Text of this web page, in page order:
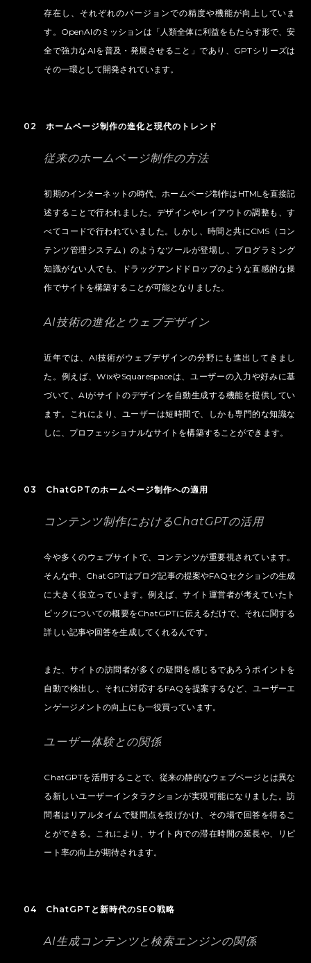
存在し、それぞれのバージョンでの精度や機能が向上していま
す。OpenAIのミッションは「人類全体に利益をもたらす形で、安
全で強力なAIを普及・発展させること」であり、GPTシリーズは
その一環として開発されています。
02 ホームページ制作の進化と現代のトレンド
従来のホームページ制作の方法
初期のインターネットの時代、ホームページ制作はHTMLを直接記
述することで行われました。デザインやレイアウトの調整も、す
べてコードで行われていました。しかし、時間と共にCMS（コン
テンツ管理システム）のようなツールが登場し、プログラミング
知識がない人でも、ドラッグアンドドロップのような直感的な操
作でサイトを構築することが可能となりました。
AI技術の進化とウェブデザイン
近年では、AI技術がウェブデザインの分野にも進出してきまし
た。例えば、WixやSquarespaceは、ユーザーの入力や好みに基
づいて、AIがサイトのデザインを自動生成する機能を提供してい
ます。これにより、ユーザーは短時間で、しかも専門的な知識な
しに、プロフェッショナルなサイトを構築することができます。
03 ChatGPTのホームページ制作への適用
コンテンツ制作におけるChatGPTの活用
今や多くのウェブサイトで、コンテンツが重要視されています。
そんな中、ChatGPTはブログ記事の提案やFAQセクションの生成
に大きく役立っています。例えば、サイト運営者が考えていたト
ピックについての概要をChatGPTに伝えるだけで、それに関する
詳しい記事や回答を生成してくれるんです。
また、サイトの訪問者が多くの疑問を感じるであろうポイントを
自動で検出し、それに対応するFAQを提案するなど、ユーザーエ
ンゲージメントの向上にも一役買っています。
ユーザー体験との関係
ChatGPTを活用することで、従来の静的なウェブページとは異な
る新しいユーザーインタラクションが実現可能になりました。訪
問者はリアルタイムで疑問点を投げかけ、その場で回答を得るこ
とができる。これにより、サイト内での滞在時間の延長や、リピ
ート率の向上が期待されます。
04 ChatGPTと新時代のSEO戦略
AI生成コンテンツと検索エンジンの関係